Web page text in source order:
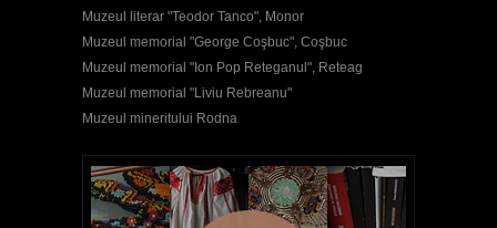
Muzeul literar "Teodor Tanco", Monor
Muzeul memorial "George Coşbuc", Coşbuc
Muzeul memorial "Ion Pop Reteganul", Reteag
Muzeul memorial "Liviu Rebreanu"
Muzeul mineritului Rodna